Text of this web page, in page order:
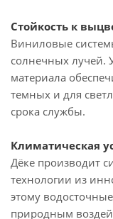
Стойкость к
Виниловые
солнечных лучей.
материала
темных и для
срока службы.
Климатическая
Дёке производит
технологии из
этому
природным